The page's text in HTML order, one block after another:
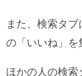
また、検索タ
の「いいね」を
ほかの人の検索